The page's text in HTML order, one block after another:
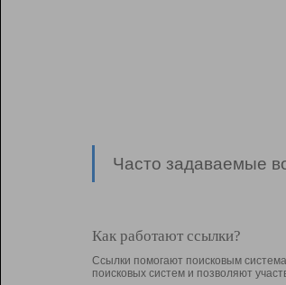
Часто задаваемые
Как работают ссылки?
Ссылки помогают поисковым
поисковых систем и позволяют